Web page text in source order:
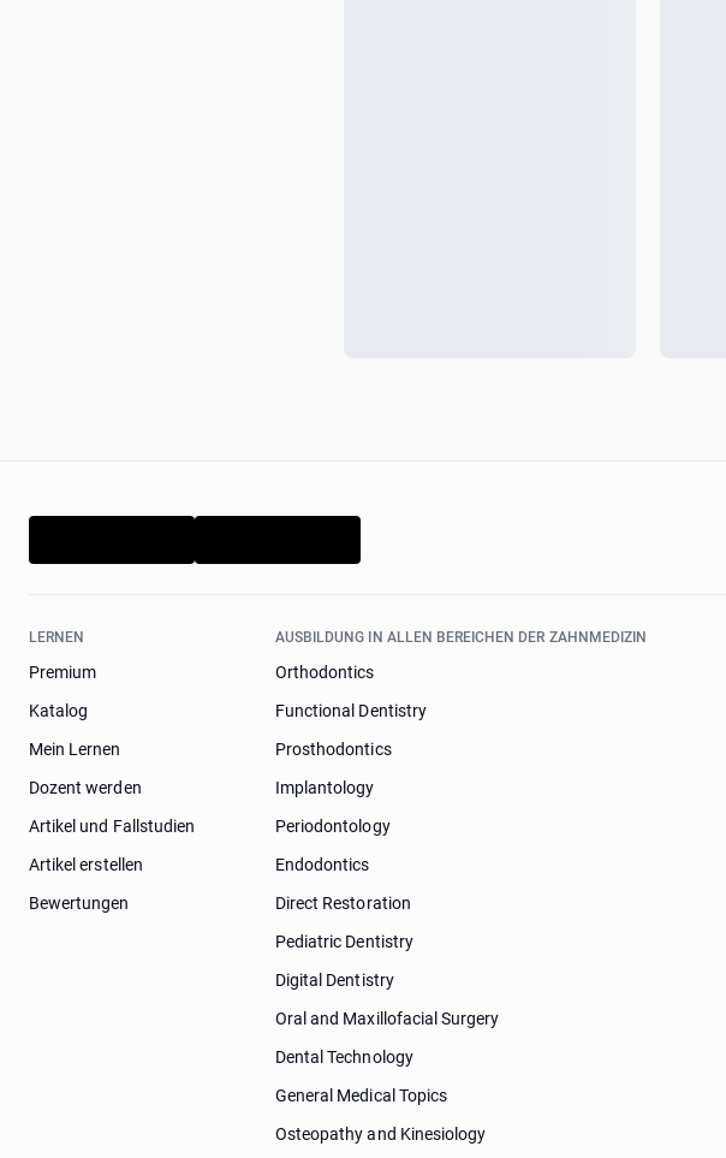
LERNEN
Premium
Katalog
Mein Lernen
Dozent werden
Artikel und Fallstudien
Artikel erstellen
Bewertungen
AUSBILDUNG IN ALLEN BEREICHEN DER ZAHNMEDIZIN
Orthodontics
Functional Dentistry
Prosthodontics
Implantology
Periodontology
Endodontics
Direct Restoration
Pediatric Dentistry
Digital Dentistry
Oral and Maxillofacial Surgery
Dental Technology
General Medical Topics
Osteopathy and Kinesiology